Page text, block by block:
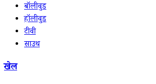
बॉलीवुड
हॉलीवुड
टीवी
साउथ
खेल